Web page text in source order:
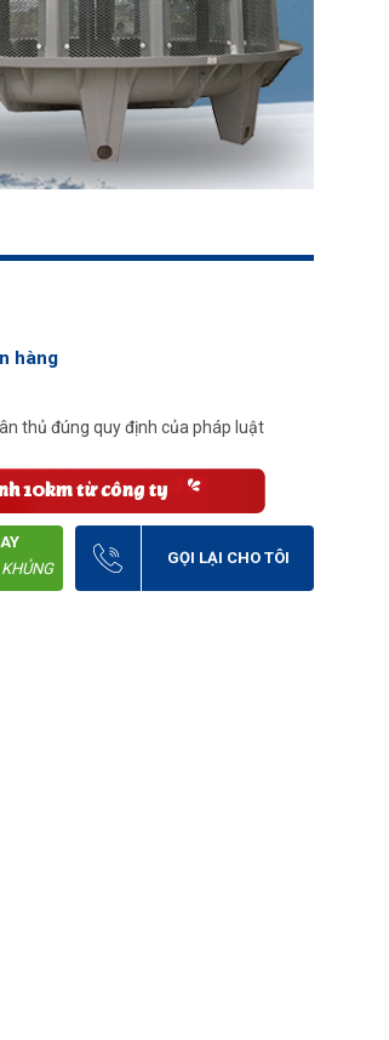
hàng
thủ đúng quy định của pháp luật
GỌI LẠI CHO TÔI